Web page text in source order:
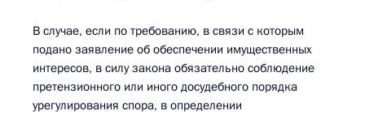
В случае, если по требованию, в связи с которым
подано заявление об обеспечении имущественных
интересов, в силу закона обязательно соблюдение
претензионного или иного досудебного порядка
урегулирования спора, в определении